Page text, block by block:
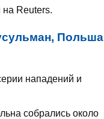
на Reuters.
Польша
нападений и
собрались около